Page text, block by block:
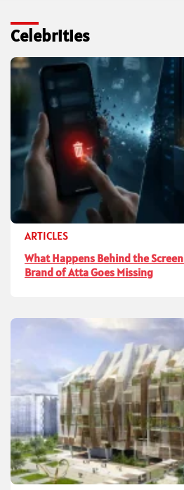
Celebrities
ARTICLES
What Happens Behind the
Brand of Atta Goes Missing